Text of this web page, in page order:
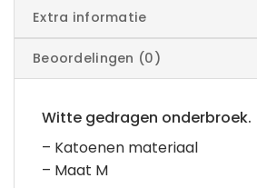
Extra informatie
Beoordelingen (0)
Witte gedragen onderbroek.
– Katoenen materiaal
– Maat M